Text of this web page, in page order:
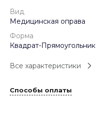
Вид
Медицинская оправа
Форма
Квадрат-Прямоугольник
Все характеристики
Способы оплаты